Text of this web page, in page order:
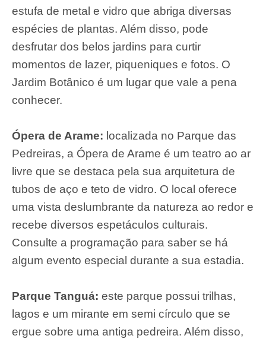
estufa de metal e vidro que abriga diversas
espécies de plantas. Além disso, pode
desfrutar dos belos jardins para curtir
momentos de lazer, piqueniques e fotos. O
Jardim Botânico é um lugar que vale a pena
conhecer.
Ópera de Arame: localizada no Parque das
Pedreiras, a Ópera de Arame é um teatro ao ar
livre que se destaca pela sua arquitetura de
tubos de aço e teto de vidro. O local oferece
uma vista deslumbrante da natureza ao redor e
recebe diversos espetáculos culturais.
Consulte a programação para saber se há
algum evento especial durante a sua estadia.
Parque Tanguá: este parque possui trilhas,
lagos e um mirante em semi círculo que se
ergue sobre uma antiga pedreira. Além disso,